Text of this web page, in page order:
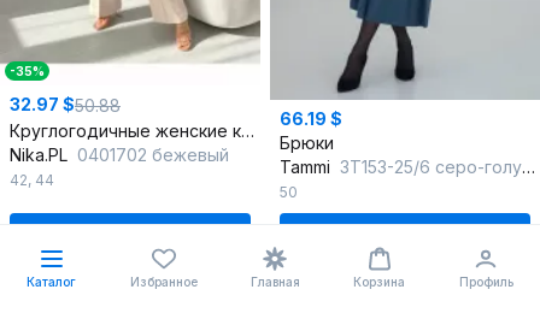
-35%
32.97 $50.88
Круглогодичные женские клеш брюки с высокой посадкой
Nika.PL 0401702 бежевый
42, 44
В корзину
66.19 $
Брюки
Tammi 3Т153-25/6 серо-голубой
50
В корзину
Каталог Избранное Главная Корзина Профиль